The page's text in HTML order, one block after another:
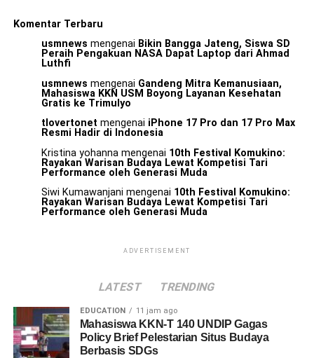
Komentar Terbaru
usmnews mengenai Bikin Bangga Jateng, Siswa SD
Peraih Pengakuan NASA Dapat Laptop dari Ahmad
Luthfi
usmnews mengenai Gandeng Mitra Kemanusiaan,
Mahasiswa KKN USM Boyong Layanan Kesehatan
Gratis ke Trimulyo
tlovertonet mengenai iPhone 17 Pro dan 17 Pro Max
Resmi Hadir di Indonesia
Kristina yohannamengenai 10th Festival Komukino:
Rayakan Warisan Budaya Lewat Kompetisi Tari
Performance oleh Generasi Muda
Siwi Kumawanjani mengenai 10th Festival Komukino:
Rayakan Warisan Budaya Lewat Kompetisi Tari
Performance oleh Generasi Muda
ADVERTISEMENT
LATEST TRENDING
EDUCATION 11 jam ago
Mahasiswa KKN-T 140 UNDIP Gagas
Policy Brief Pelestarian Situs Budaya
Berbasis SDGs